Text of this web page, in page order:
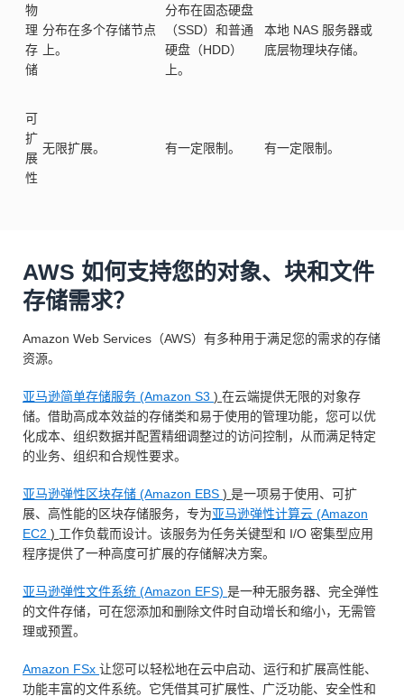
物
理
存
储
分布在多个存储节点
上。
分布在固态硬盘
（SSD）和普通
硬盘（HDD）
上。
本地 NAS 服务器或
底层物理块存储。
可
扩
展
性
无限扩展。 有一定限制。 有一定限制。
AWS 如何支持您的对象、块和文件
存储需求？
Amazon Web Services（AWS）有多种用于满足您的需求的存储
资源。
亚马逊简单存储服务 (Amazon S3 ) 在云端提供无限的对象存
储。借助高成本效益的存储类和易于使用的管理功能，您可以优
化成本、组织数据并配置精细调整过的访问控制，从而满足特定
的业务、组织和合规性要求。
亚马逊弹性区块存储 (Amazon EBS ) 是一项易于使用、可扩
展、高性能的区块存储服务，专为亚马逊弹性计算云 (Amazon
EC2 ) 工作负载而设计。该服务为任务关键型和 I/O 密集型应用
程序提供了一种高度可扩展的存储解决方案。
亚马逊弹性文件系统 (Amazon EFS) 是一种无服务器、完全弹性
的文件存储，可在您添加和删除文件时自动增长和缩小，无需管
理或预置。
Amazon FSx 让您可以轻松地在云中启动、运行和扩展高性能、
功能丰富的文件系统。它凭借其可扩展性、广泛功能、安全性和